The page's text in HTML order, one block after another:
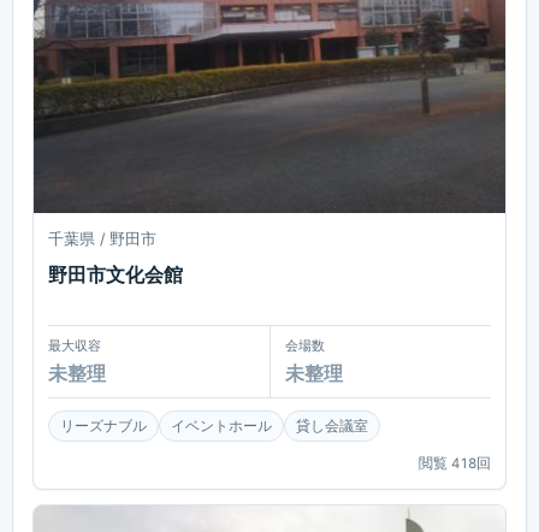
千葉県 / 野田市
野田市文化会館
最大収容
未整理
会場数
未整理
リーズナブル イベントホール 貸し会議室
閲覧 418回